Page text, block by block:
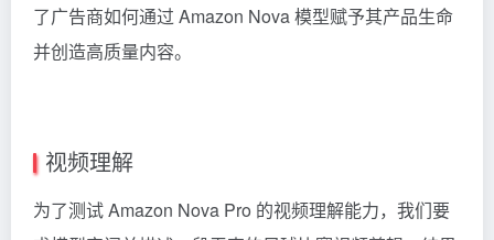
了广告商如何通过 Amazon Nova 模型赋予其产品生命
并创造高质量内容。
视频理解
为了测试 Amazon Nova Pro 的视频理解能力，我们要